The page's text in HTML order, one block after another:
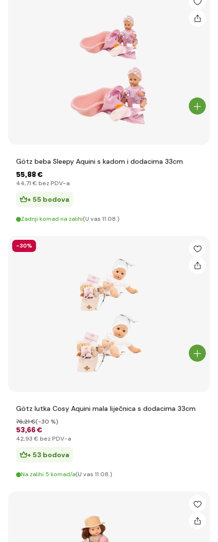
Götz beba Sleepy Aquini s kadom i dodacima 33cm
55,88 €
44,71 € bez PDV-a
+ 55 bodova
Zadnji komad na zalihi(U vas 11.08.)
-30%
Götz lutka Cosy Aquini mala liječnica s dodacima 33cm
53,66 €
76,21 €(-30 %)
42,93 € bez PDV-a
+ 53 bodova
Na zalihi 5 komad/a(U vas 11.08.)